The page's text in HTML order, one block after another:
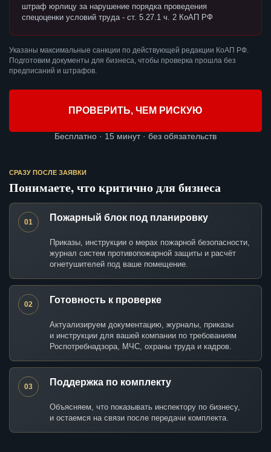
штраф юрлицу за нарушение порядка проведения
спецоценки условий труда - ст. 5.27.1 ч. 2 КоАП РФ
Указаны максимальные санкции по действующей редакции КоАП РФ.
Подготовим документы для бизнеса, чтобы проверка прошла без
предписаний и штрафов.
ПРОВЕРИТЬ, ЧЕМ РИСКУЮ
Бесплатно · 15 минут · без обязательств
СРАЗУ ПОСЛЕ ЗАЯВКИ
Понимаете, что критично для бизнеса
01 Пожарный блок под планировку
Приказы, инструкции о мерах пожарной безопасности,
журнал систем противопожарной защиты и расчёт
огнетушителей под ваше помещение.
02 Готовность к проверке
Актуализируем документацию, журналы, приказы
и инструкции для вашей компании по требованиям
Роспотребнадзора, МЧС, охраны труда и кадров.
03 Поддержка по комплекту
Объясняем, что показывать инспектору по бизнесу,
и остаемся на связи после передачи комплекта.